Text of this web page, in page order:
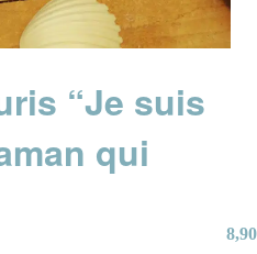
“Je suis
qui
8,90